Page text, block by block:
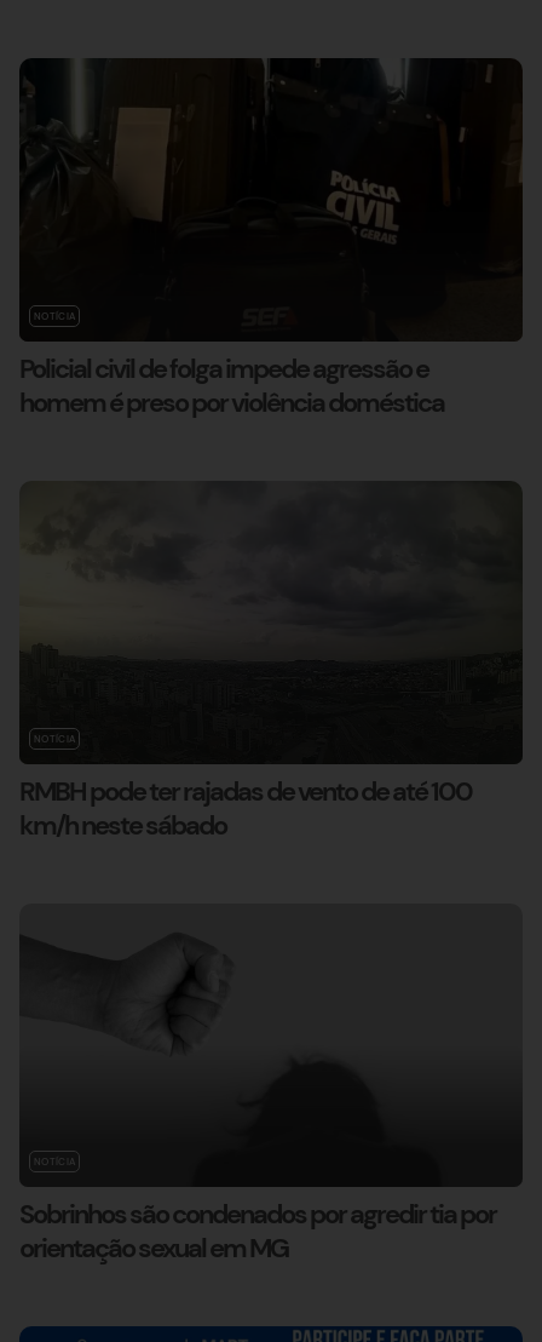
NOTÍCIA
Policial civil de folga impede agressão e
homem é preso por violência doméstica
NOTÍCIA
RMBH pode ter rajadas de vento de até 100
km/h neste sábado
NOTÍCIA
Sobrinhos são condenados por agredir tia por
orientação sexual em MG